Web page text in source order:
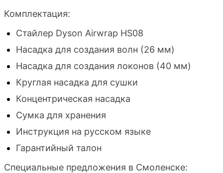
Комплектация:
Стайлер Dyson Airwrap HS08
Насадка для создания волн (26 мм)
Насадка для создания локонов (40 мм)
Круглая насадка для сушки
Концентрическая насадка
Сумка для хранения
Инструкция на русском языке
Гарантийный талон
Специальные предложения в Смоленске: